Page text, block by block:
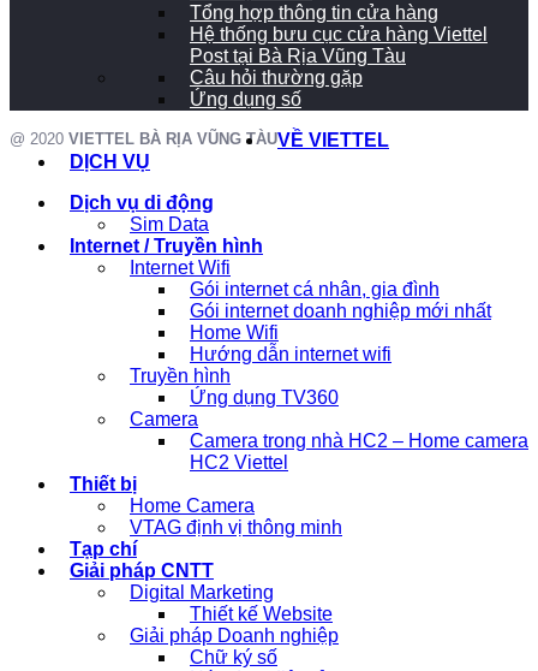
Tổng hợp thông tin cửa hàng
Hệ thống bưu cục cửa hàng Viettel
Post tại Bà Rịa Vũng Tàu
Câu hỏi thường gặp
Ứng dụng số
@ 2020 VIETTEL BÀ RỊA VŨNG TÀUVỀ VIETTEL
DỊCH VỤ
Dịch vụ di động
Sim Data
Internet / Truyền hình
Internet Wifi
Gói internet cá nhân, gia đình
Gói internet doanh nghiệp mới nhất
Home Wifi
Hướng dẫn internet wifi
Truyền hình
Ứng dụng TV360
Camera
Camera trong nhà HC2 – Home camera
HC2 Viettel
Thiết bị
Home Camera
VTAG định vị thông minh
Tạp chí
Giải pháp CNTT
Digital Marketing
Thiết kế Website
Giải pháp Doanh nghiệp
Chữ ký số